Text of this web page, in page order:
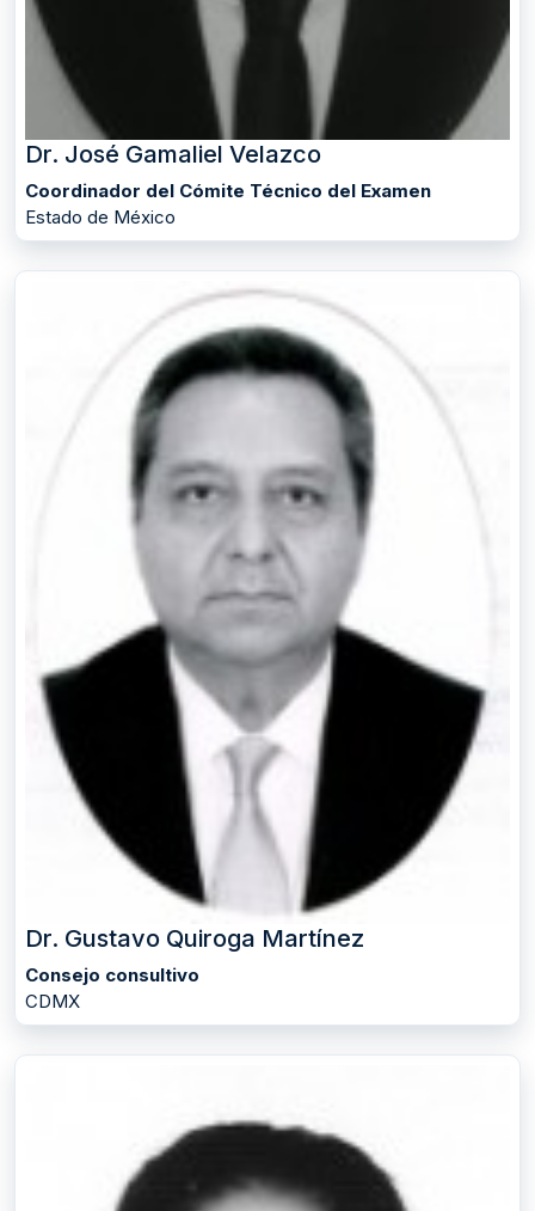
Dr. José Gamaliel Velazco
Coordinador del Cómite Técnico del Examen
Estado de México
Dr. Gustavo Quiroga Martínez
Consejo consultivo
CDMX